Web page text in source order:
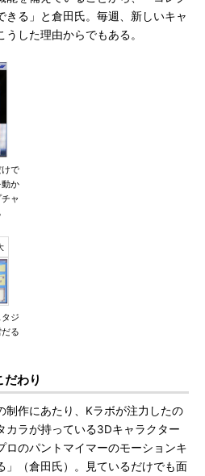
きる」と倉田氏。毎週、新しいキャ
した理由からでもある。
で
か
ャ
ジ
る
わり
作にあたり、Kラボが注力したの
カラが持っている3Dキャラクター
ロのパントマイマーのモーションキ
」（倉田氏）。見ているだけでも面